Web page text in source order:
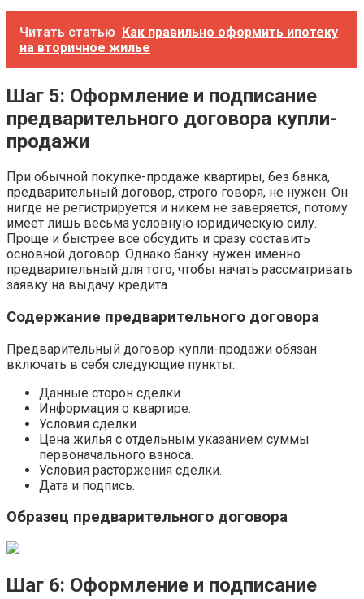
Читать статью Как правильно оформить ипотеку
на вторичное жилье
Шаг 5: Оформление и подписание
предварительного договора купли-
продажи
При обычной покупке-продаже квартиры, без банка,
предварительный договор, строго говоря, не нужен. Он
нигде не регистрируется и никем не заверяется, потому
имеет лишь весьма условную юридическую силу.
Проще и быстрее все обсудить и сразу составить
основной договор. Однако банку нужен именно
предварительный для того, чтобы начать рассматривать
заявку на выдачу кредита.
Содержание предварительного договора
Предварительный договор купли-продажи обязан
включать в себя следующие пункты:
Данные сторон сделки.
Информация о квартире.
Условия сделки.
Цена жилья с отдельным указанием суммы
первоначального взноса.
Условия расторжения сделки.
Дата и подпись.
Образец предварительного договора
Шаг 6: Оформление и подписание